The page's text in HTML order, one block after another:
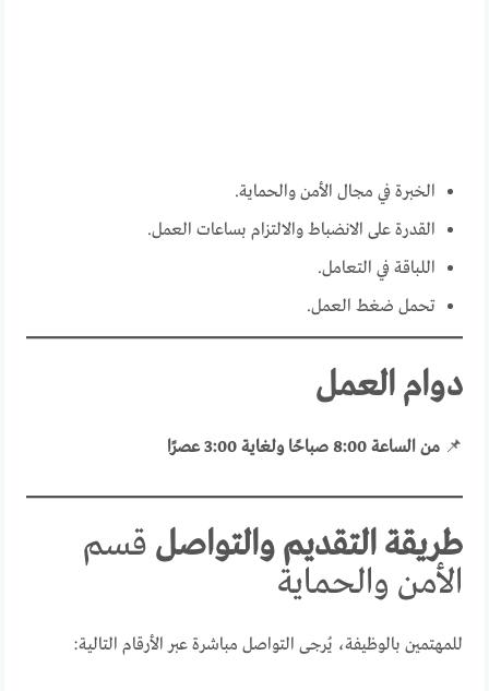
الخبرة في مجال الأمن والحماية.
القدرة على الانضباط والالتزام بساعات العمل.
اللباقة في التعامل.
تحمل ضغط العمل.
دوام العمل
📌من الساعة 8:00 صباحًا ولغاية 3:00 عصرًا
طريقة التقديم والتواصل قسم
الأمن والحماية
للمهتمين بالوظيفة، يُرجى التواصل مباشرة عبر الأرقام التالية: